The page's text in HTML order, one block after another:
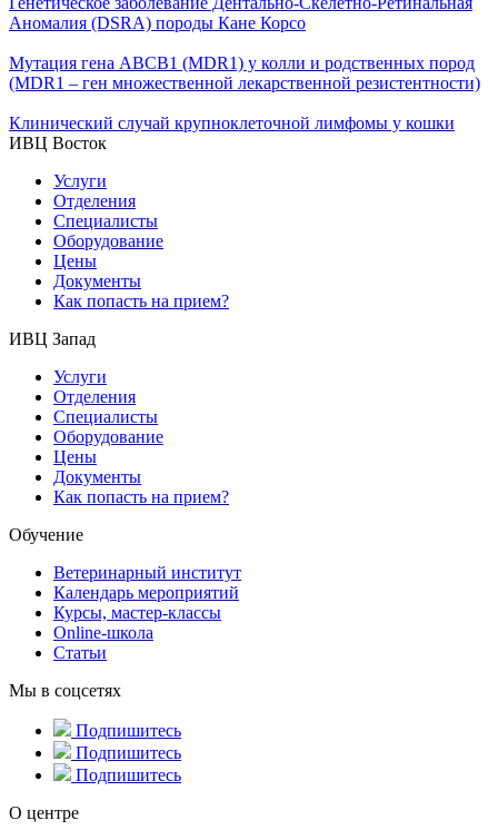
Аномалия (DSRA) породы Кане Корсо
Мутация гена АВСВ1 (MDR1) у колли и родственных пород
(MDR1 – ген множественной лекарственной резистентности)
Клинический случай крупноклеточной лимфомы у кошки
ИВЦ Восток
Услуги
Отделения
Специалисты
Оборудование
Цены
Документы
Как попасть на прием?
ИВЦ Запад
Услуги
Отделения
Специалисты
Оборудование
Цены
Документы
Как попасть на прием?
Обучение
Ветеринарный институт
Календарь мероприятий
Курсы, мастер-классы
Online-школа
Статьи
Мы в соцсетях
Подпишитесь
Подпишитесь
Подпишитесь
О центре